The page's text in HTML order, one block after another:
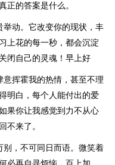
正的答案是什么。
动。它改变你的现状，丰
上花的每一秒，都会沉淀
闭自己的灵魂！早上好
挥霍我的热情，甚至不理
明白，每个人能付出的爱
果你让我感觉到力不从心
不来了。
，不可同日而语。微笑着